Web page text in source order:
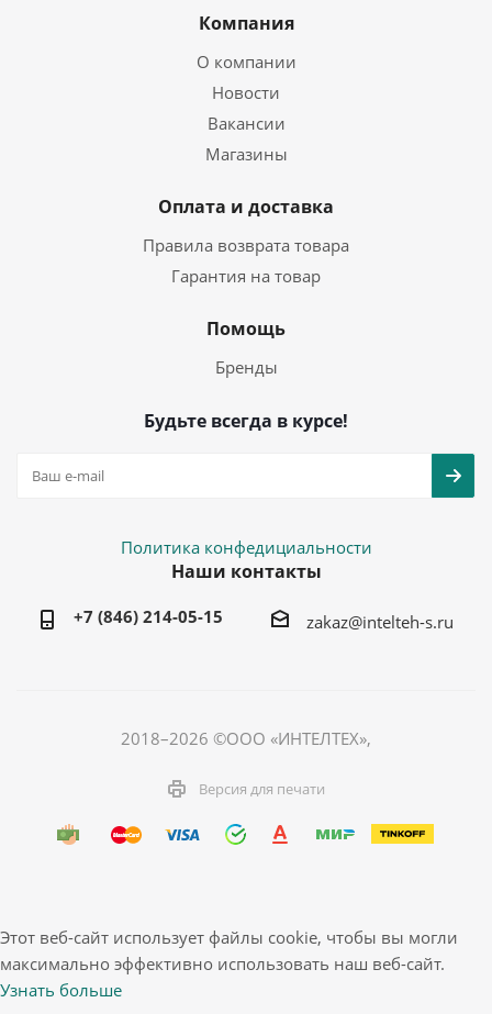
Компания
О компании
Новости
Вакансии
Магазины
Оплата и доставка
Правила возврата товара
Гарантия на товар
Помощь
Бренды
Будьте всегда в курсе!
Политика конфедициальности
Наши контакты
+7 (846) 214-05-15 zakaz@intelteh-s.ru
2018–2026 ©ООО «ИНТЕЛТЕХ»,
Версия для печати
Этот веб-сайт использует файлы cookie, чтобы вы могли
максимально эффективно использовать наш веб-сайт.
Узнать больше